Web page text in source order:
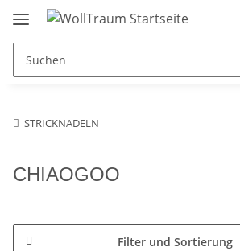
STRICKNADELN
CHIAOGOO
Filter und Sortierung